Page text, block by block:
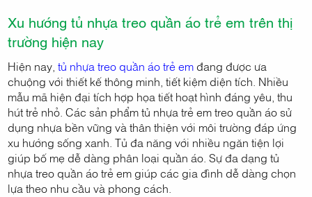
Xu hướng tủ nhựa treo quần áo trẻ em trên thị
trường hiện nay
Hiện nay,tủ nhựa treo quần áo trẻ em đang được ưa
chuộng với thiết kế thông minh, tiết kiệm diện tích. Nhiều
mẫu mã hiện đại tích hợp họa tiết hoạt hình đáng yêu, thu
hút trẻ nhỏ. Các sản phẩm tủ nhựa trẻ em treo quần áo sử
dụng nhựa bền vững và thân thiện với môi trường đáp ứng
xu hướng sống xanh. Tủ đa năng với nhiều ngăn tiện lợi
giúp bố mẹ dễ dàng phân loại quần áo. Sự đa dạng tủ
nhựa treo quần áo trẻ em giúp các gia đình dễ dàng chọn
lựa theo nhu cầu và phong cách.